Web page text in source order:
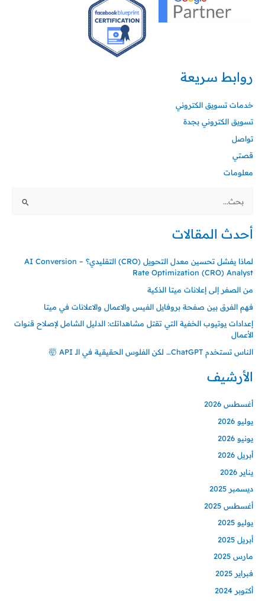
روابط سريعة
خدمات تسويق الكتروني
تسويق الكتروني بجدة
تواصل
قصتي
معلومات
البحث
أحدث المقالات
لماذا يفشل تحسين معدل التحويل (CRO) التقليدي؟ – AI Conversion
Rate Optimization (CRO) Analyst
من الصفر إلى إعلانات ميتا الذكية
فهم الفرق بين صفحة بروفايل الفيس والاعمال والاعلانات في ميتا
إعدادات يوتيوب الخفية التي تقتل مشاهداتك: الدليل الشامل لإصلاح قنوات
الأعمال
الناس تستخدم ChatGPT… لكن الفلوس الحقيقية في الـ API 🤯
الأرشيف
أغسطس 2026
يوليو 2026
يونيو 2026
أبريل 2026
يناير 2026
ديسمبر 2025
أغسطس 2025
يوليو 2025
أبريل 2025
مارس 2025
فبراير 2025
أكتوبر 2024